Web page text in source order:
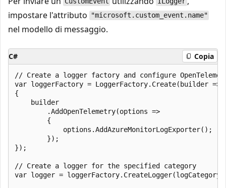
impostare l'attributo
"microsoft.custom_event.name"
nel modello di messaggio.
C# Copia
// Create a logger factory and configure
var loggerFactory = LoggerFactory.Create(builder =>
{
    builder
        .AddOpenTelemetry(options =>
        {
            options.AddAzureMonitorLogExporter();
        });
});
// Create a logger for the specified category
var logger =